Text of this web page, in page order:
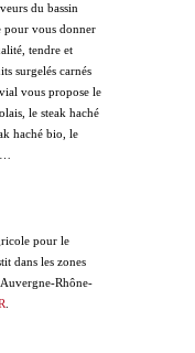
du bassin
vous donner
tendre et
surgelés carnés
vous propose le
le steak haché
haché bio, le
pour le
dans les zones
Rhône-
.